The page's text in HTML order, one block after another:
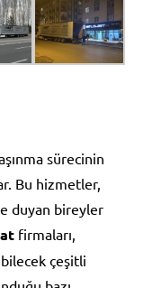
sürecinin
Bu hizmetler,
duyan bireyler
firmaları,
çeşitli